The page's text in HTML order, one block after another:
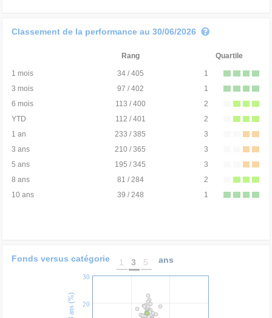
Classement de la performance au 30/06/2026
Rang Quartile
1 mois 34 / 405
1
3 mois
97 / 402
1
6 mois
113 / 400
2
YTD
112 / 401
2
1 an
233 / 385
3
3 ans
210 / 365
3
5 ans
195 / 345
3
8 ans
81 / 284
2
10 ans
39 / 248 1
Fonds versus catégorie 1 3 5 ans
20
30